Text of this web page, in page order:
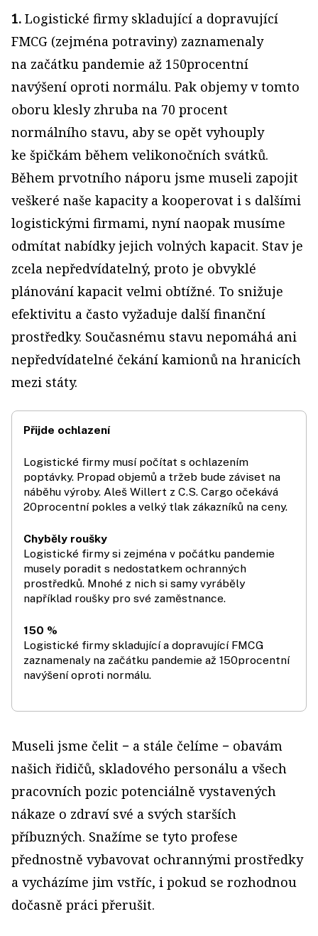
1. Logistické firmy skladující a dopravující
FMCG (zejména potraviny) zaznamenaly
na začátku pandemie až 150procentní
navýšení oproti normálu. Pak objemy v tomto
oboru klesly zhruba na 70 procent
normálního stavu, aby se opět vyhouply
ke špičkám během velikonočních svátků.
Během prvotního náporu jsme museli zapojit
veškeré naše kapacity a kooperovat i s dalšími
logistickými firmami, nyní naopak musíme
odmítat nabídky jejich volných kapacit. Stav je
zcela nepředvídatelný, proto je obvyklé
plánování kapacit velmi obtížné. To snižuje
efektivitu a často vyžaduje další finanční
prostředky. Současnému stavu nepomáhá ani
nepředvídatelné čekání kamionů na hranicích
mezi státy.
Přijde ochlazení
Logistické firmy musí počítat s ochlazením
poptávky. Propad objemů a tržeb bude záviset na
náběhu výroby. Aleš Willert z C.S. Cargo očekává
20procentní pokles a velký tlak zákazníků na ceny.
Chyběly roušky
Logistické firmy si zejména v počátku pandemie
musely poradit s nedostatkem ochranných
prostředků. Mnohé z nich si samy vyráběly
například roušky pro své zaměstnance.
150 %
Logistické firmy skladující a dopravující FMCG
zaznamenaly na začátku pandemie až 150procentní
navýšení oproti normálu.
Museli jsme čelit − a stále čelíme − obavám
našich řidičů, skladového personálu a všech
pracovních pozic potenciálně vystavených
nákaze o zdraví své a svých starších
příbuzných. Snažíme se tyto profese
přednostně vybavovat ochrannými prostředky
a vycházíme jim vstříc, i pokud se rozhodnou
dočasně práci přerušit.